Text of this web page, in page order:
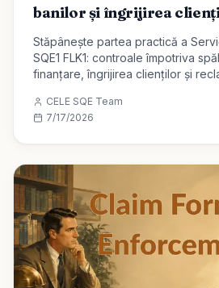
banilor și îngrijirea
Stăpânește partea practică a
SQE1 FLK1: controale împotriva
finanțare, îngrijirea clienților și
CELE SQE Team
7/17/2026